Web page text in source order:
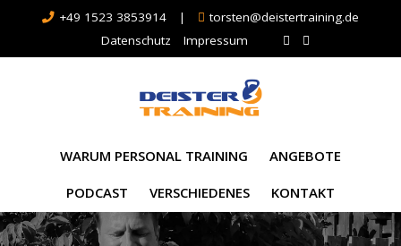
+49 1523 3853914 |
torsten@deistertraining.de
Datenschutz
Impressum
WARUM PERSONAL TRAINING ANGEBOTE
PODCAST VERSCHIEDENES KONTAKT